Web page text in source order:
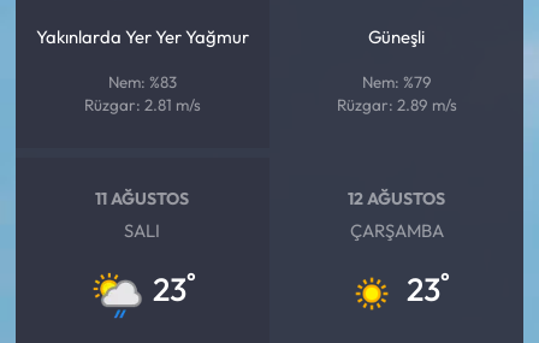
Yakınlarda Yer Yer Yağmur
Nem: %83
Rüzgar: 2.81 m/s
Güneşli
Nem: %79
Rüzgar: 2.89 m/s
11 AĞUSTOS
SALI
23°
12 AĞUSTOS
ÇARŞAMBA
23°